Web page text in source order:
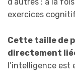
d’autres : à la
exercices
Cette taille de
directement
l’intelligence est